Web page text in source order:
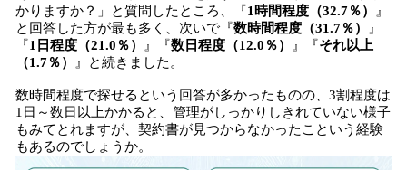
かりますか？」と質問したところ、『1時間程度（32.7％）
』
と回答した方が最も多く、次いで『数時間程度（31.7％）
』
『1日程度（21.0％） 』『数日程度（12.0％） 』『それ以上
（1.7％）
』と続きました。
数時間程度で探せるという回答が多かったものの、3割程度は
1日～数日以上かかると、管理がしっかりしきれていない様子
もみてとれますが、契約書が見つからなかったこという経験
もあるのでしょうか。